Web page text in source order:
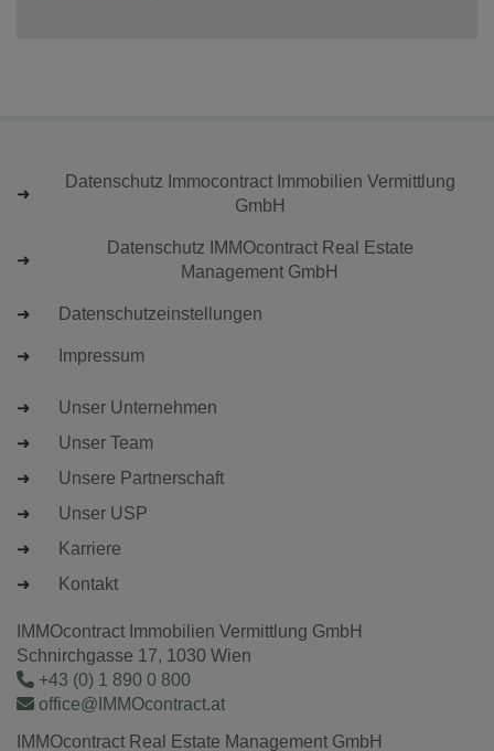
Datenschutz Immocontract Immobilien Vermittlung
GmbH
Datenschutz IMMOcontract Real Estate
Management GmbH
Datenschutzeinstellungen
Impressum
Unser Unternehmen
Unser Team
Unsere Partnerschaft
Unser USP
Karriere
Kontakt
IMMOcontract Immobilien Vermittlung GmbH
Schnirchgasse 17, 1030 Wien
+43 (0) 1 890 0 800
office@IMMOcontract.at
IMMOcontract Real Estate Management GmbH